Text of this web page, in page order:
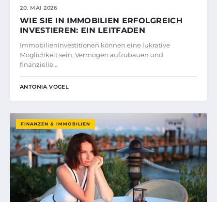
20. MAI 2026
WIE SIE IN IMMOBILIEN ERFOLGREICH
INVESTIEREN: EIN LEITFADEN
Immobilieninvestitionen können eine lukrative
Möglichkeit sein, Vermögen aufzubauen und
finanzielle…
ANTONIA VOGEL
FINANZEN & IMMOBILIEN